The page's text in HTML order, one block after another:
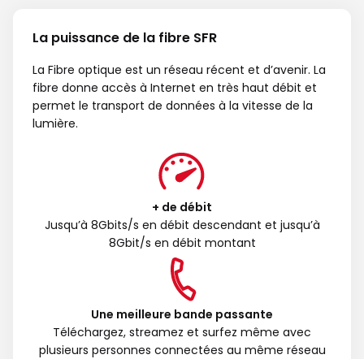
La puissance de la fibre SFR
La Fibre optique est un réseau récent et d’avenir. La
fibre donne accès à Internet en très haut débit et
permet le transport de données à la vitesse de la
lumière.
+ de débit
Jusqu’à 8Gbits/s en débit descendant et jusqu’à
8Gbit/s en débit montant
Une meilleure bande passante
Téléchargez, streamez et surfez même avec
plusieurs personnes connectées au même réseau